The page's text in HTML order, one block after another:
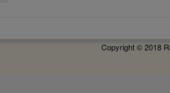
Copyright © 2018